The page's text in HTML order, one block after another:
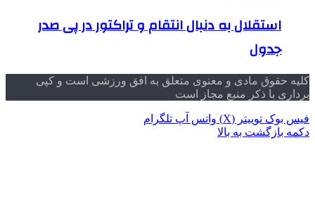
استقلال به دنبال انتقام و تراکتور در پی صدر
جدول
کلیه حقوق مادی و معنوی متعلق به افق ورزشی است و کپی
برداری با ذکر منبع مجاز است
فیس بوک توییتر (X) واتس آپ تلگرام
دکمه بازگشت به بالا